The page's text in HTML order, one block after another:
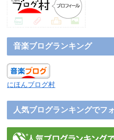
音楽ブログランキング
にほんブログ村
人気ブログランキングでフ